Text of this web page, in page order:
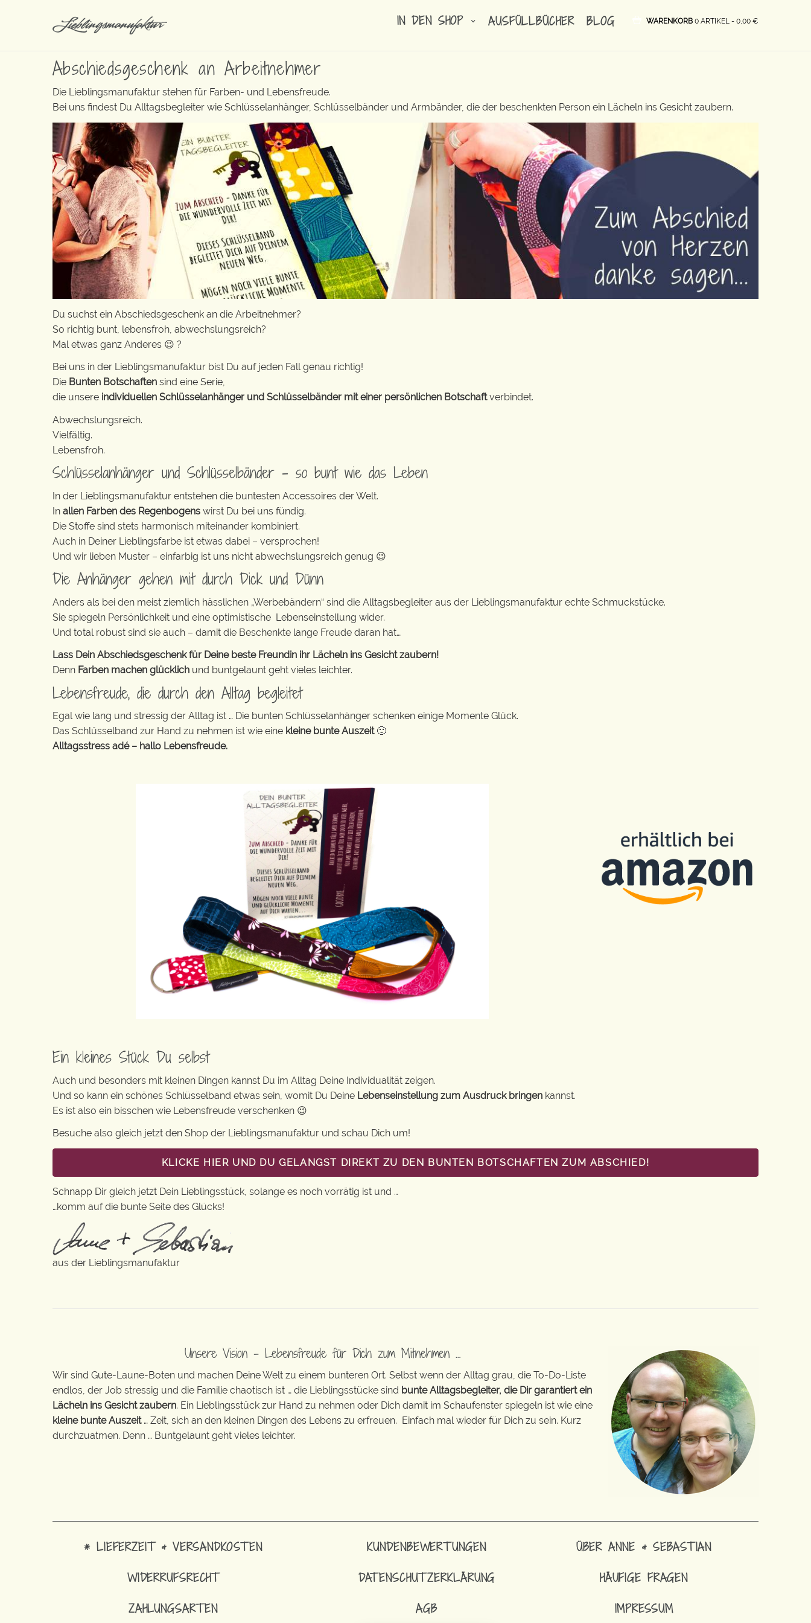
IN DEN SHOP AUSFÜLLBÜCHER BLOG WARENKORB 0 ARTIKEL - 0,00 €
Abschiedsgeschenk an Arbeitnehmer
Die Lieblingsmanufaktur stehen für Farben- und Lebensfreude.
Bei uns findest Du Alltagsbegleiter wie Schlüsselanhänger, Schlüsselbänder und Armbänder, die der beschenkten Person ein Lächeln ins Gesicht zaubern.
Du suchst ein Abschiedsgeschenk an die Arbeitnehmer?
So richtig bunt, lebensfroh, abwechslungsreich?
Mal etwas ganz Anderes 😉 ?
Bei uns in der Lieblingsmanufaktur bist Du auf jeden Fall genau richtig!
Die Bunten Botschaften sind eine Serie,
die unsere individuellen Schlüsselanhänger und Schlüsselbänder mit einer persönlichen Botschaftverbindet.
Abwechslungsreich.
Vielfältig.
Lebensfroh.
Schlüsselanhänger und Schlüsselbänder – so bunt wie das Leben
In der Lieblingsmanufaktur entstehen die buntesten Accessoires der Welt.
In allen Farben des Regenbogens wirst Du bei uns fündig.
Die Stoffe sind stets harmonisch miteinander kombiniert.
Auch in Deiner Lieblingsfarbe ist etwas dabei – versprochen!
Und wir lieben Muster – einfarbig ist uns nicht abwechslungsreich genug 😉
Die Anhänger gehen mit durch Dick und Dünn
Anders als bei den meist ziemlich hässlichen „Werbebändern“ sind die Alltagsbegleiter aus der Lieblingsmanufaktur echte Schmuckstücke.
Sie spiegeln Persönlichkeit und eine optimistische Lebenseinstellung wider.
Und total robust sind sie auch – damit die Beschenkte lange Freude daran hat…
Lass Dein Abschiedsgeschenk für Deine beste Freundin ihr Lächeln ins Gesicht zaubern!
Denn Farben machen glücklich und buntgelaunt geht vieles leichter.
Lebensfreude, die durch den Alltag begleitet
Egal wie lang und stressig der Alltag ist … Die bunten Schlüsselanhänger schenken einige Momente Glück.
Das Schlüsselband zur Hand zu nehmen ist wie eine kleine bunte Auszeit🙂
Alltagsstress adé – hallo Lebensfreude.
Ein kleines Stück Du selbst
Auch und besonders mit kleinen Dingen kannst Du im Alltag Deine Individualität zeigen.
Und so kann ein schönes Schlüsselband etwas sein, womit Du Deine Lebenseinstellung zum Ausdruck bringen kannst.
Es ist also ein bisschen wie Lebensfreude verschenken 😉
Besuche also gleich jetzt den Shop der Lieblingsmanufaktur und schau Dich um!
KLICKE HIER UND DU GELANGST DIREKT ZU DEN BUNTEN BOTSCHAFTEN ZUM ABSCHIED!
Schnapp Dir gleich jetzt Dein Lieblingsstück, solange es noch vorrätig ist und …
…komm auf die bunte Seite des Glücks!
aus der Lieblingsmanufaktur
Unsere Vision – Lebensfreude für Dich zum Mitnehmen …
Wir sind Gute-Laune-Boten und machen Deine Welt zu einem bunteren Ort. Selbst wenn der Alltag grau, die To-Do-Liste
endlos, der Job stressig und die Familie chaotisch ist … die Lieblingsstücke sind bunte Alltagsbegleiter, die Dir garantiert ein
Lächeln ins Gesicht zaubern. Ein Lieblingsstück zur Hand zu nehmen oder Dich damit im Schaufenster spiegeln ist wie eine
kleine bunte Auszeit… Zeit, sich an den kleinen Dingen des Lebens zu erfreuen. Einfach mal wieder für Dich zu sein. Kurz
durchzuatmen. Denn … Buntgelaunt geht vieles leichter.
* LIEFERZEIT & VERSANDKOSTEN
WIDERRUFSRECHT
ZAHLUNGSARTEN
KUNDENBEWERTUNGEN
DATENSCHUTZERKLÄRUNG
AGB
ÜBER ANNE & SEBASTIAN
HÄUFIGE FRAGEN
IMPRESSUM